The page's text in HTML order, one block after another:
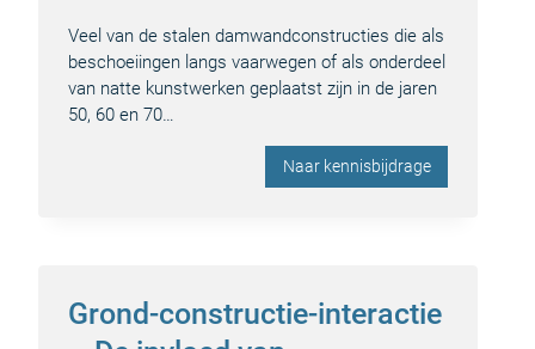
Veel van de stalen damwandconstructies die als
beschoeiingen langs vaarwegen of als onderdeel
van natte kunstwerken geplaatst zijn in de jaren
50, 60 en 70…
Naar kennisbijdrage
Grond-constructie-interactie